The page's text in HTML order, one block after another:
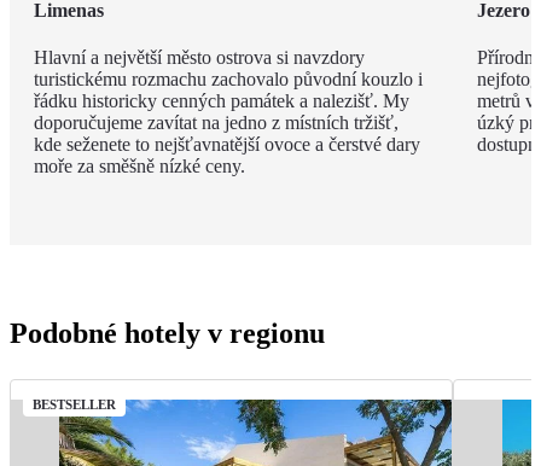
Limenas
Hlavní a největší město ostrova si navzdory
turistickému rozmachu zachovalo původní kouzlo i
řádku historicky cenných památek a nalezišť. My
doporučujeme zavítat na jedno z místních tržišť,
kde seženete to nejšťavnatější ovoce a čerstvé dary
moře za směšně nízké ceny.
Jezero
metrů
úzký
Podobné hotely v regionu
BESTSELLER